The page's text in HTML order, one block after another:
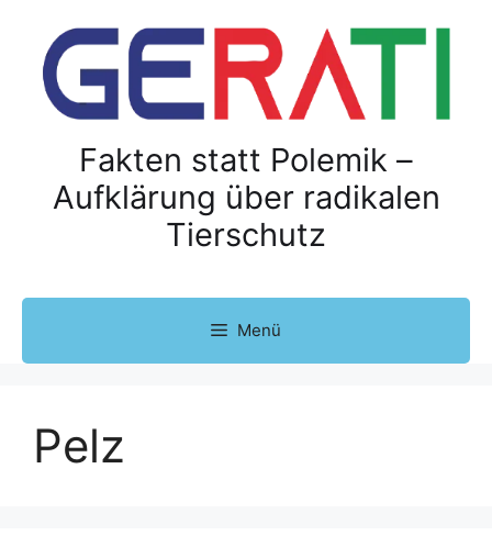
Fakten statt Polemik –
Aufklärung über radikalen
Tierschutz
Menü
Pelz